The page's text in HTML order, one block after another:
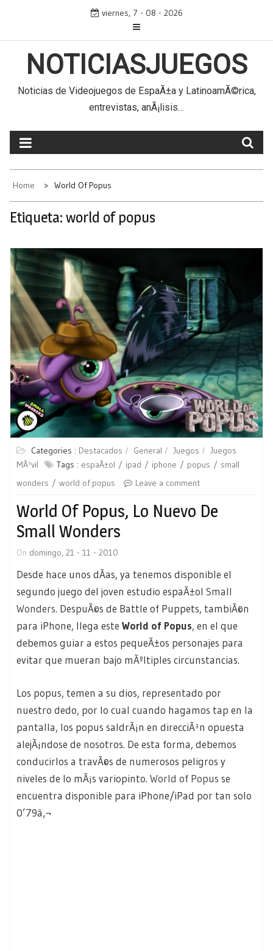
viernes, 7 - 08 - 2026
NOTICIASJUEGOS
Noticias de Videojuegos de EspaÃ±a y LatinoamÃ©rica,
entrevistas, anÃ¡lisis…
Home World Of Popus
Etiqueta: world of popus
Categories : Destacados General Juegos
Juegos
MÃ³vil
Tags : espaÃ±ol ipad iphone popus
small
wonders
world of popus Leave a comment
World Of Popus, Lo Nuevo De
Small Wonders
On domingo, 21 - 11 - 2010
Desde hace unos dÃ­as, ya tenemos disponible el
segundo juego del joven estudio espaÃ±ol Small
Wonders. DespuÃ©s de Battle of Puppets, tambiÃ©n
para iPhone, llega este World of Popus, en el que
debemos guiar a estos pequeÃ±os personajes para
evitar que mueran bajo mÃºltiples circunstancias.
Los popus, temen a su dios, representado por
nuestro dedo, por lo cual cuando hagamos tap en la
pantalla, los popus saldrÃ¡n en direcciÃ³n opuesta
alejÃ¡ndose de nosotros. De esta forma, debemos
conducirlos a travÃ©s de numerosos peligros y
niveles de lo mÃ¡s variopinto. World of Popus se
encuentra disponible para iPhone/iPad por tan solo
0’79â‚¬